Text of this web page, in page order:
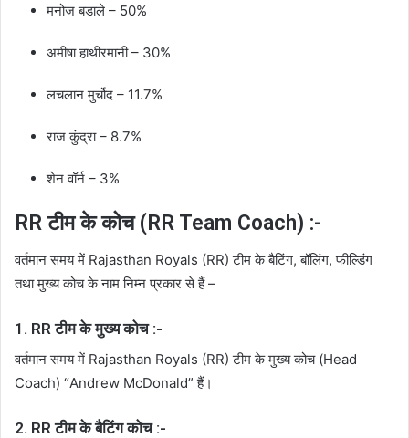
मनोज बडाले – 50%
अमीषा हाथीरमानी – 30%
लचलान मुर्चोद – 11.7%
राज कुंद्रा – 8.7%
शेन वॉर्न – 3%
RR टीम के कोच (RR Team Coach) :-
वर्तमान समय में Rajasthan Royals (RR) टीम के बैटिंग, बॉलिंग, फील्डिंग
तथा मुख्य कोच के नाम निम्न प्रकार से हैं –
1. RR टीम के मुख्य कोच :-
वर्तमान समय में Rajasthan Royals (RR) टीम के मुख्य कोच (Head
Coach) “Andrew McDonald” हैं।
2. RR टीम के बैटिंग कोच :-